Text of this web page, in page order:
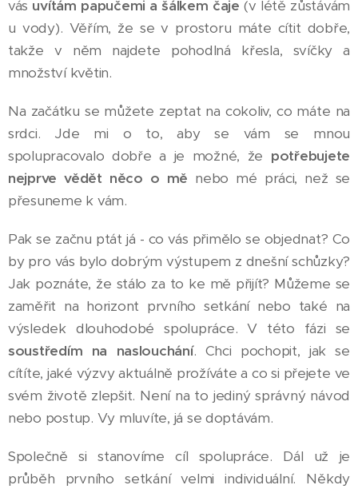
vás uvítám papučemi a šálkem čaje (v létě zůstávám
u vody). Věřím, že se v prostoru máte cítit dobře,
takže v něm najdete pohodlná křesla, svíčky a
množství květin.
Na začátku se můžete zeptat na cokoliv, co máte na
srdci. Jde mi o to, aby se vám se mnou
spolupracovalo dobře a je možné, že potřebujete
nejprve vědět něco o mě nebo mé práci, než se
přesuneme k vám.
Pak se začnu ptát já - co vás přimělo se objednat? Co
by pro vás bylo dobrým výstupem z dnešní schůzky?
Jak poznáte, že stálo za to ke mě přijít? Můžeme se
zaměřit na horizont prvního setkání nebo také na
výsledek dlouhodobé spolupráce. V této fázi se
soustředím na naslouchání. Chci pochopit, jak se
cítíte, jaké výzvy aktuálně prožíváte a co si přejete ve
svém životě zlepšit. Není na to jediný správný návod
nebo postup. Vy mluvíte, já se doptávám.
Společně si stanovíme cíl spolupráce. Dál už je
průběh prvního setkání velmi individuální. Někdy